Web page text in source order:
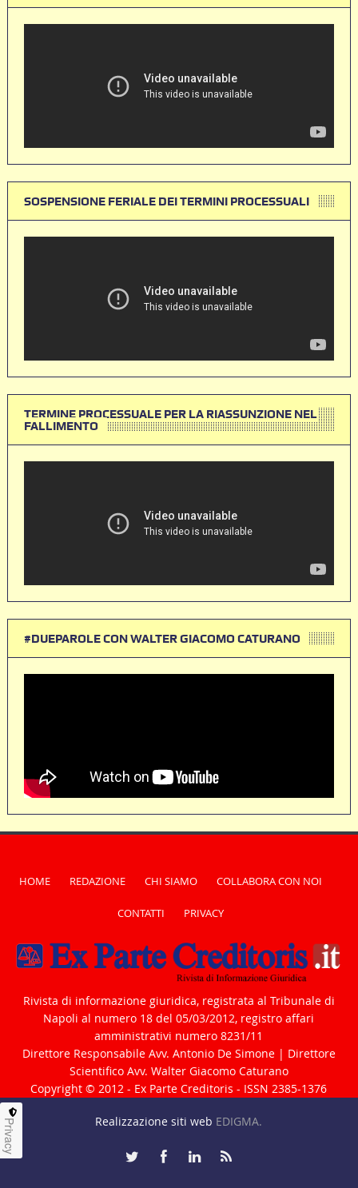
SOSPENSIONE FERIALE DEI TERMINI PROCESSUALI
TERMINE PROCESSUALE PER LA RIASSUNZIONE NEL
FALLIMENTO
#DUEPAROLE CON WALTER GIACOMO CATURANO
HOME REDAZIONE CHI SIAMO COLLABORA CON NOI
CONTATTI PRIVACY
Rivista di informazione giuridica, registrata al Tribunale di
Napoli al numero 18 del 05/03/2012, registro affari
amministrativi numero 8231/11
Direttore Responsabile Avv. Antonio De Simone | Direttore
Scientifico Avv. Walter Giacomo Caturano
Copyright © 2012 - Ex Parte Creditoris - ISSN 2385-1376
Realizzazione siti web EDIGMA.
Privacy